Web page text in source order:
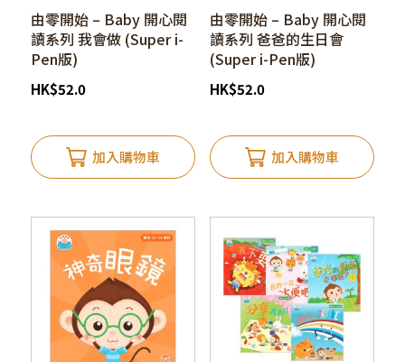
由零開始 – Baby 開心閱
讀系列 我會做 (Super i-
Pen版)
HK$52.0
加入購物車
由零開始 – Baby 開心閱
讀系列 爸爸的生日會
(Super i-Pen版)
HK$52.0
加入購物車